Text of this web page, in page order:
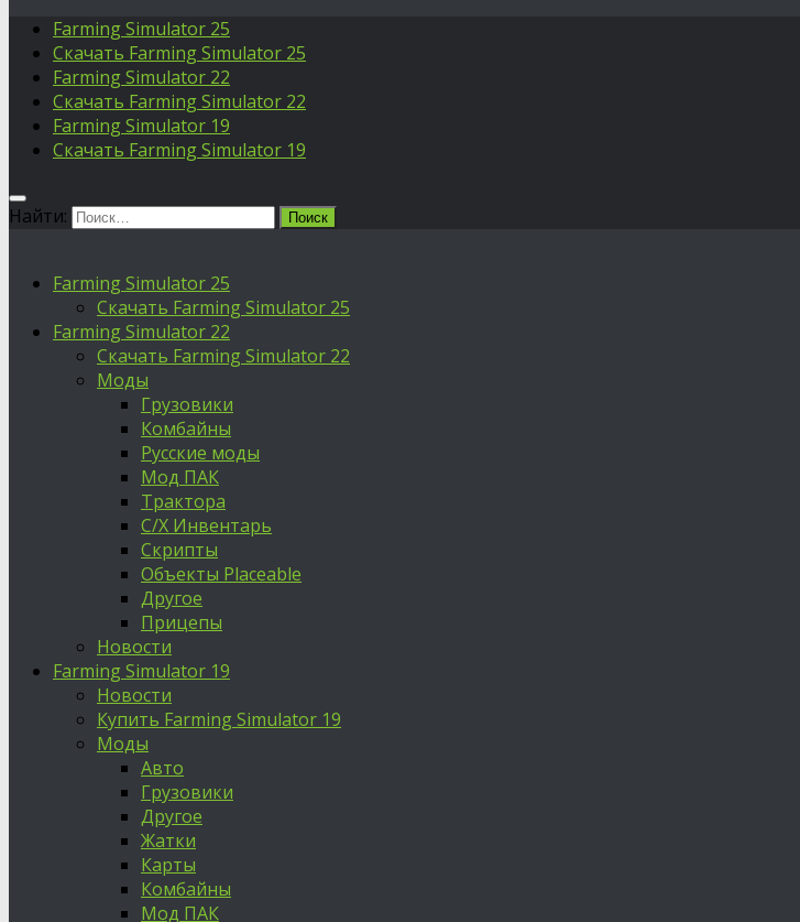
Farming Simulator 25
Скачать Farming Simulator 25
Farming Simulator 22
Скачать Farming Simulator 22
Farming Simulator 19
Скачать Farming Simulator 19
Найти:
Farming Simulator 25
Скачать Farming Simulator 25
Farming Simulator 22
Скачать Farming Simulator 22
Моды
Грузовики
Комбайны
Русские моды
Мод ПАК
Трактора
С/Х Инвентарь
Скрипты
Объекты Placeable
Другое
Прицепы
Новости
Farming Simulator 19
Новости
Купить Farming Simulator 19
Моды
Авто
Грузовики
Другое
Жатки
Карты
Комбайны
Мод ПАК